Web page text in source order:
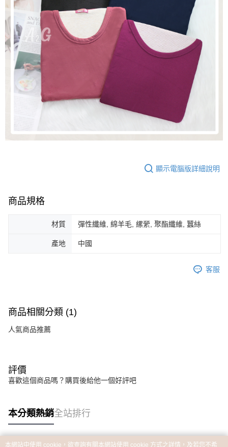
顯示電腦版詳細說明
商品規格
材質 彈性纖維, 綿羊毛, 縲縈, 聚酯纖維, 蠶絲
產地 中國
客服
商品相關分類 (1)
人氣商品推薦
評價
喜歡這個商品嗎？購買後給他一個好評吧
本分類熱銷全站排行
本網站中使用 cookie，欲查詢有關本網站使用 cookie 方式之詳情，及若您不希